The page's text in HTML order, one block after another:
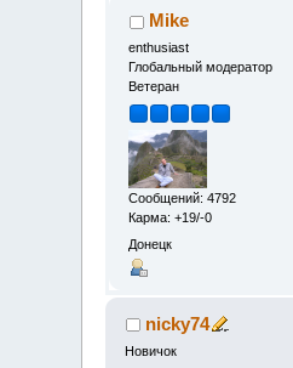
Mike
enthusiast
Глобальный модератор
Ветеран
Сообщений: 4792
Карма: +19/-0
Донецк
nicky74
Новичок